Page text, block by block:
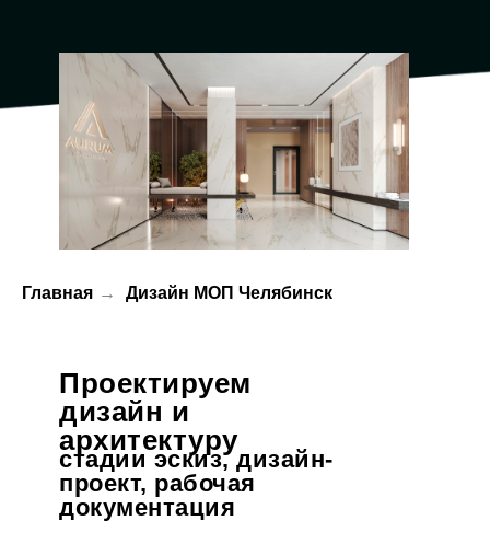
Главная → Дизайн МОП Челябинск
Проектируем
дизайн и
архитектуру
стадии эскиз, дизайн-
проект, рабочая
документация